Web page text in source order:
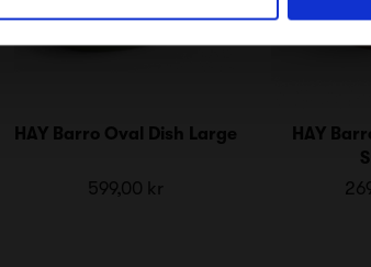
HAY Barro Oval Dish Large
599,00 kr
HAY